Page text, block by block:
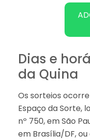
Dias e
da Quina
Os sorteios
Espaço da Sorte,
nº 750, em São
em Brasília/DF,